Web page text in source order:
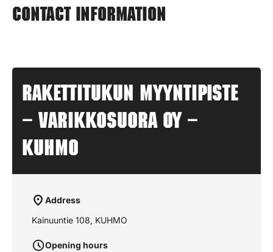
Contact information
Rakettitukun myyntipiste
– VARIKKOSUORA OY –
KUHMO
Address
Kainuuntie 108, KUHMO
Opening hours